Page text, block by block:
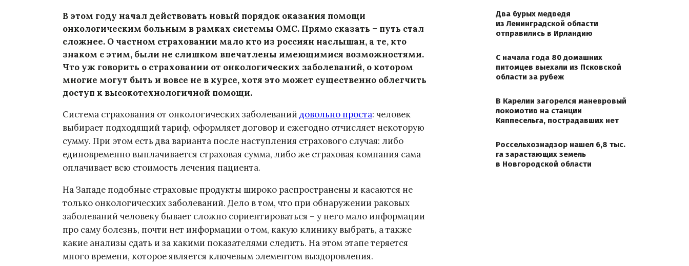
В этом году начал действовать новый порядок оказания помощи
онкологическим больным в рамках системы ОМС. Прямо сказать – путь стал
сложнее. О частном страховании мало кто из россиян наслышан, а те, кто
знаком с этим, были не слишком впечатлены имеющимися возможностями.
Что уж говорить о страховании от онкологических заболеваний, о котором
многие могут быть и вовсе не в курсе, хотя это может существенно облегчить
доступ к высокотехнологичной помощи.
Система страхования от онкологических заболеваний довольно проста: человек
выбирает подходящий тариф, оформляет договор и ежегодно отчисляет некоторую
сумму. При этом есть два варианта после наступления страхового случая: либо
единовременно выплачивается страховая сумма, либо же страховая компания сама
оплачивает всю стоимость лечения пациента.
На Западе подобные страховые продукты широко распространены и касаются не
только онкологических заболеваний. Дело в том, что при обнаружении раковых
заболеваний человеку бывает сложно сориентироваться – у него мало информации
про саму болезнь, почти нет информации о том, какую клинику выбрать, а также
какие анализы сдать и за какими показателями следить. На этом этапе теряется
много времени, которое является ключевым элементом выздоровления.
Два бурых медведя
из Ленинградской области
отправились в Ирландию
С начала года 80 домашних
питомцев выехали из Псковской
области за рубеж
В Карелии загорелся маневровый
локомотив на станции
Кяппесельга, пострадавших нет
Россельхознадзор нашел 6,8 тыс.
га зарастающих земель
в Новгородской области